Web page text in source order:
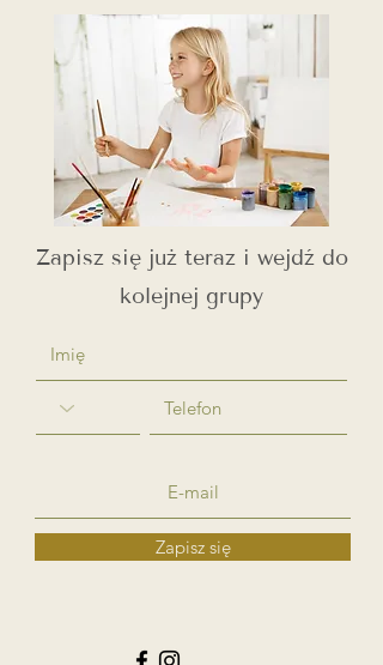
Zapisz się już teraz i wejdź do
kolejnej grupy
Zapisz się